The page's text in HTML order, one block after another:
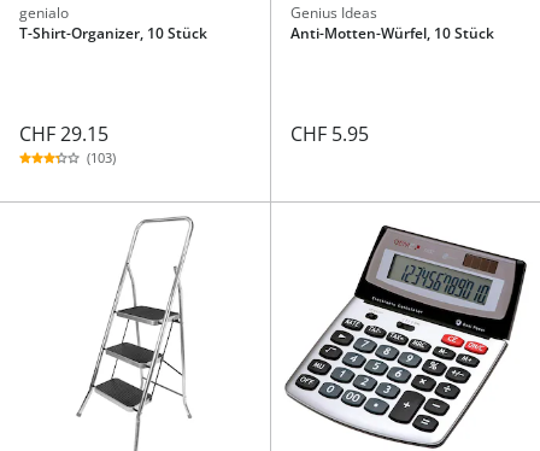
genialo
T-Shirt-Organizer, 10 Stück
CHF 29.15
(103)
Genius Ideas
Anti-Motten-Würfel, 10 Stück
CHF 5.95